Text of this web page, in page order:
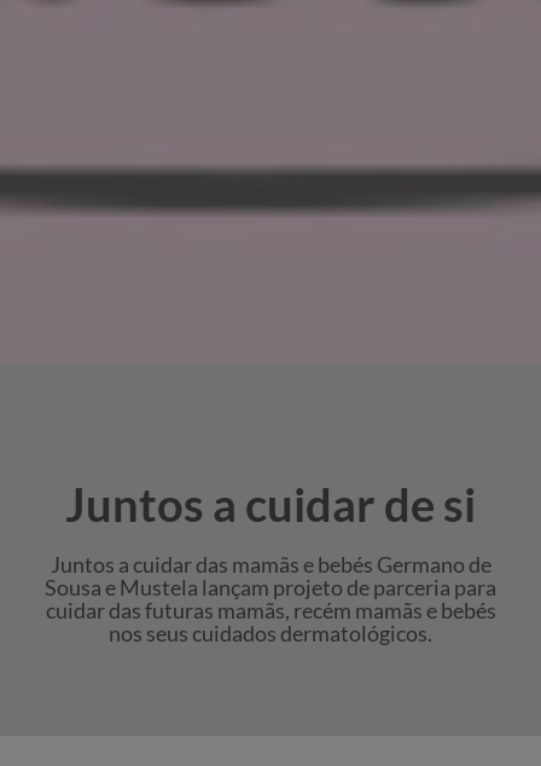
Juntos a cuidar de si
Juntos a cuidar das mamãs e bebés Germano de
Sousa e Mustela lançam projeto de parceria para
cuidar das futuras mamãs, recém mamãs e bebés
nos seus cuidados dermatológicos.